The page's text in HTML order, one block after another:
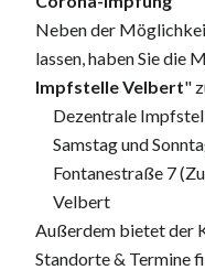
Neben der
lassen, haben Sie die
Impfstelle Velbert"
Dezentrale
Samstag und
Fontanestraße 7
Velbert
Außerdem bietet der
Standorte & Termine